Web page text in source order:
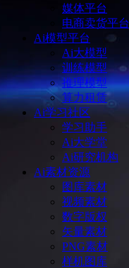
媒体平台
电商卖货平台
Ai模型平台
Ai大模型
训练模型
推理模型
算力租赁
Ai学习社区
学习助手
Ai大学堂
Ai研究机构
Ai素材资源
图库素材
视频素材
数字版权
矢量素材
PNG素材
样机图库